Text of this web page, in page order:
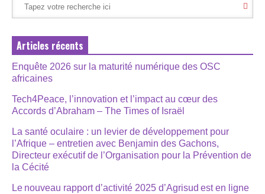
Articles récents
Enquête 2026 sur la maturité numérique des OSC
africaines
Tech4Peace, l’innovation et l’impact au cœur des
Accords d’Abraham – The Times of Israël
La santé oculaire : un levier de développement pour
l’Afrique – entretien avec Benjamin des Gachons,
Directeur exécutif de l’Organisation pour la Prévention de
la Cécité
Le nouveau rapport d’activité 2025 d’Agrisud est en ligne